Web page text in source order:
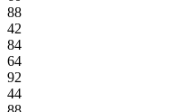
88
42
84
64
92
44